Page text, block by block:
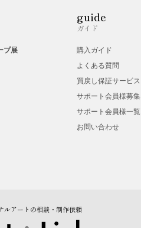
田淑子 コロリアージュ展」
プ展
guide
ガイド
購入ガイド
よくある質問
買戻し保証サービス
サポート会員様募集
サポート会員様一覧
お問い合わせ
ルアートの相談・制作依頼